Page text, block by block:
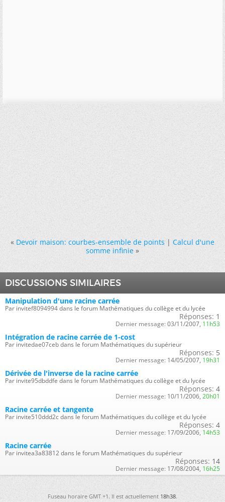
« Devoir maison: courbes-ensemble de points|Calcul d'une
somme infinie »
DISCUSSIONS SIMILAIRES
Manipulation d'une racine carrée
Par invitef8094994 dans le forum Mathématiques du collège et du lycée
Réponses: 1
Dernier message: 03/11/2007, 11h53
Intégration de racine carrée de 1-cost
Par invitedae07ceb dans le forum Mathématiques du supérieur
Réponses: 5
Dernier message: 14/05/2007, 19h31
Dérivée de l'inverse de la racine carrée
Par invite95dbddfe dans le forum Mathématiques du collège et du lycée
Réponses: 4
Dernier message: 10/11/2006, 20h01
Racine carrée et tangente
Par invite510ddd2c dans le forum Mathématiques du collège et du lycée
Réponses: 4
Dernier message: 17/09/2006, 14h53
Racine carrée
Par invitea3a83812 dans le forum Mathématiques du supérieur
Réponses: 14
Dernier message: 17/08/2004, 16h25
Fuseau horaire GMT +1. Il est actuellement18h38.